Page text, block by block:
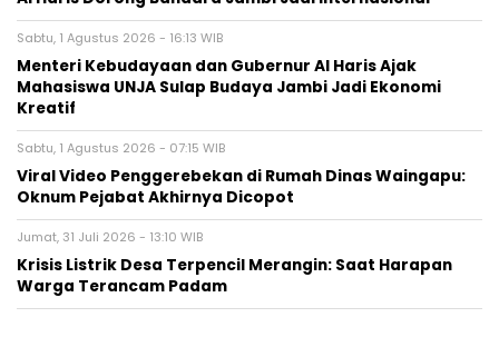
Sabtu, 1 Agustus 2026 - 16:13 WIB
Menteri Kebudayaan dan Gubernur Al Haris Ajak
Mahasiswa UNJA Sulap Budaya Jambi Jadi Ekonomi
Kreatif
Sabtu, 1 Agustus 2026 - 07:15 WIB
Viral Video Penggerebekan di Rumah Dinas Waingapu:
Oknum Pejabat Akhirnya Dicopot
Jumat, 31 Juli 2026 - 13:10 WIB
Krisis Listrik Desa Terpencil Merangin: Saat Harapan
Warga Terancam Padam